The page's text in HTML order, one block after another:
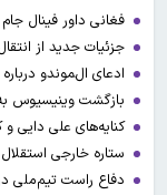
فغانی داور فینال
جزئیات جدید از
ادعای ال‌‍موندو درباره فینال جام
بازگشت وینیسیوس به
کنایه‌های علی دایی و
ستاره خارجی
دفاع راست تیم‌ملی